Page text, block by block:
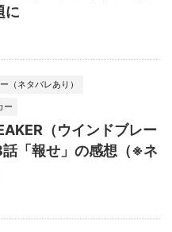
に
（ネタバレあり）
ー
（ウインドブレー
「報せ」の感想（※ネ